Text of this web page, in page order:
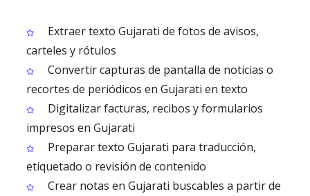
Extraer texto Gujarati de fotos de avisos,
carteles y rótulos
Convertir capturas de pantalla de noticias o
recortes de periódicos en Gujarati en texto
Digitalizar facturas, recibos y formularios
impresos en Gujarati
Preparar texto Gujarati para traducción,
etiquetado o revisión de contenido
Crear notas en Gujarati buscables a partir de